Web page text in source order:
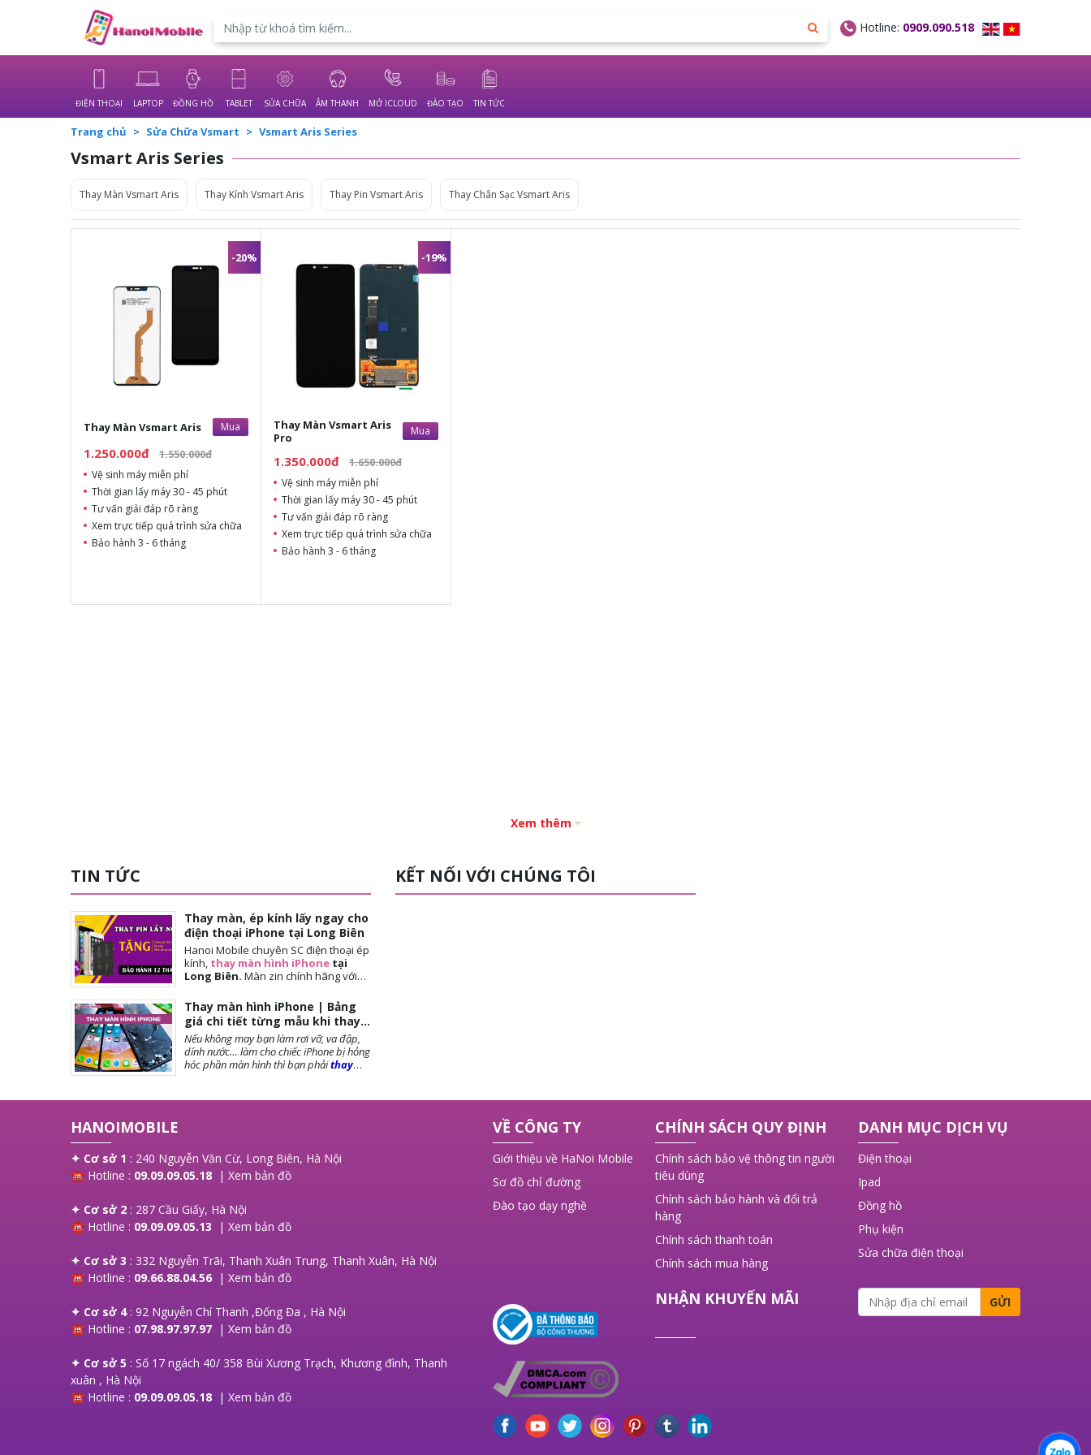
Translate Hotline: 0909.090.518
ĐIỆN THOẠI LAPTOP ĐỒNG HỒ TABLET SỬA CHỮA ÂM THANH MỞ ICLOUD ĐÀO TẠO TIN TỨC
Trang chủ Sửa Chữa Vsmart Vsmart Aris Series
Vsmart Aris Series
Thay Màn Vsmart Aris Thay Kính Vsmart Aris Thay Pin Vsmart Aris Thay Chân Sạc Vsmart Aris
-20%
Thay Màn Vsmart Aris Mua
1.250.000đ 1.550.000đ
Vệ sinh máy miễn phí
Thời gian lấy máy 30 - 45 phút
Tư vấn giải đáp rõ ràng
Xem trực tiếp quá trình sửa chữa
Bảo hành 3 - 6 tháng
-19%
Thay Màn Vsmart Aris
Pro
Mua
1.350.000đ 1.650.000đ
Vệ sinh máy miễn phí
Thời gian lấy máy 30 - 45 phút
Tư vấn giải đáp rõ ràng
Xem trực tiếp quá trình sửa chữa
Bảo hành 3 - 6 tháng
Xem thêm
TIN TỨC
Thay màn, ép kính lấy ngay cho
điện thoại iPhone tại Long Biên
Hanoi Mobile chuyên SC điện thoại ép
kính, thay màn hình iPhone tại
Long Biên. Màn zin chính hãng với
đợi nhanh, lấy ngay sau 10-15 phút.
Chế độ bảo hành tốt nhất tới khách
hàng. Tặng cường lực full màn, tặng
ốp lưng, miễn phí vệ sinh máy.
Thay màn hình iPhone | Bảng
giá chi tiết từng mẫu khi thay
màn iPhone
Nếu không may bạn làm rơi vỡ, va đập,
dính nước… làm cho chiếc iPhone bị hỏng
hóc phần màn hình thì bạn phảithay
được dài lâu. Bài viết dưới đây,Hanoi
mời bạn tham khảo!
KẾT NỐI VỚI CHÚNG TÔI
HANOIMOBILE
✦ Cơ sở 1 : 240 Nguyễn Văn Cừ, Long Biên, Hà Nội
☎ Hotline : 09.09.09.05.18 | Xem bản đồ
✦ Cơ sở 2 : 287 Cầu Giấy, Hà Nội
☎ Hotline : 09.09.09.05.13 | Xem bản đồ
✦ Cơ sở 3 : 332 Nguyễn Trãi, Thanh Xuân Trung, Thanh Xuân, Hà Nội
☎ Hotline : 09.66.88.04.56 | Xem bản đồ
✦ Cơ sở 4: 92 Nguyễn Chí Thanh ,Đống Đa , Hà Nội
☎ Hotline : 07.98.97.97.97 | Xem bản đồ
✦ Cơ sở 5 : Số 17 ngách 40/ 358 Bùi Xương Trạch, Khương đình, Thanh
xuân , Hà Nội
☎ Hotline : 09.09.09.05.18 | Xem bản đồ
VỀ CÔNG TY
Giới thiệu về HaNoi Mobile
Sơ đồ chỉ đường
Đào tạo dạy nghề
CHÍNH SÁCH QUY ĐỊNH
Chính sách bảo vệ thông tin người
tiêu dùng
Chính sách bảo hành và đổi trả
hàng
Chính sách thanh toán
Chính sách mua hàng
DANH MỤC DỊCH VỤ
Điện thoại
Ipad
Đồng hồ
Phụ kiện
Sửa chữa điện thoại
NHẬN KHUYẾN MÃI GỬI